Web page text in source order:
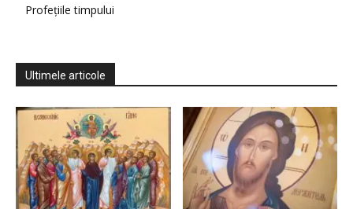
Profețiile timpului
Ultimele articole